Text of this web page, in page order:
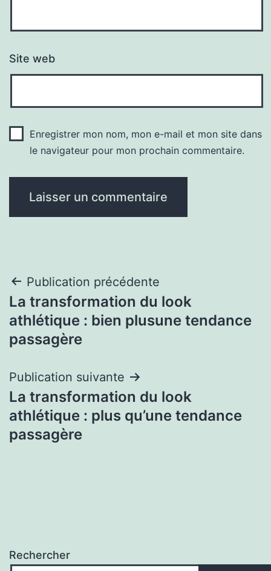
Site web
Enregistrer mon nom, mon e-mail et mon site dans
le navigateur pour mon prochain commentaire.
Navigation
de
l’article
Publication précédente
La transformation du look
athlétique : bien plusune tendance
passagère
Publication suivante
La transformation du look
athlétique : plus qu’une tendance
passagère
Rechercher